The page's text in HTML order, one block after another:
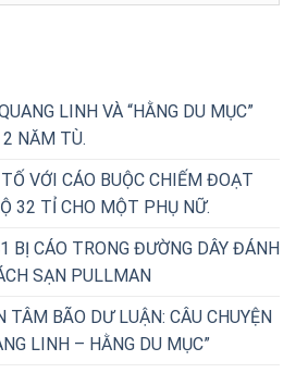
LINH VÀ “HẰNG DU MỤC”
NĂM TÙ.
VỚI CÁO BUỘC CHIẾM ĐOẠT
32 TỈ CHO MỘT PHỤ NỮ.
BỊ CÁO TRONG ĐƯỜNG DÂY ĐÁNH
SẠN PULLMAN
BÃO DƯ LUẬN: CÂU CHUYỆN
LINH – HẰNG DU MỤC”